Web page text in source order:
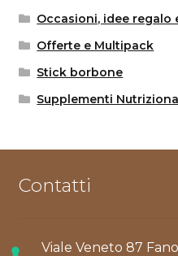
Occasioni, idee regalo
Offerte e Multipack
Stick borbone
Supplementi
Contatti
Viale Veneto 87